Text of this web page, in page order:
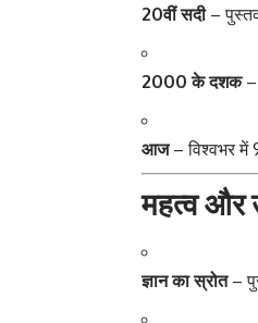
20वीं सदी–
2000 के दशक–
आज– विश्वभर में
महत्व और
ज्ञान का स्रोत–